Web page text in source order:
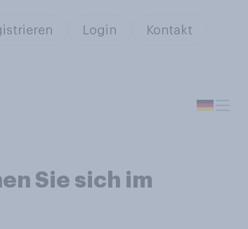
Login Kontakt
Sie sich im